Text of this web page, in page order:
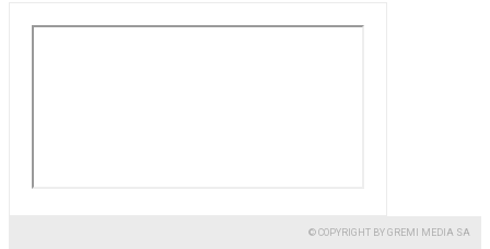
© COPYRIGHT BY GREMI MEDIA SA